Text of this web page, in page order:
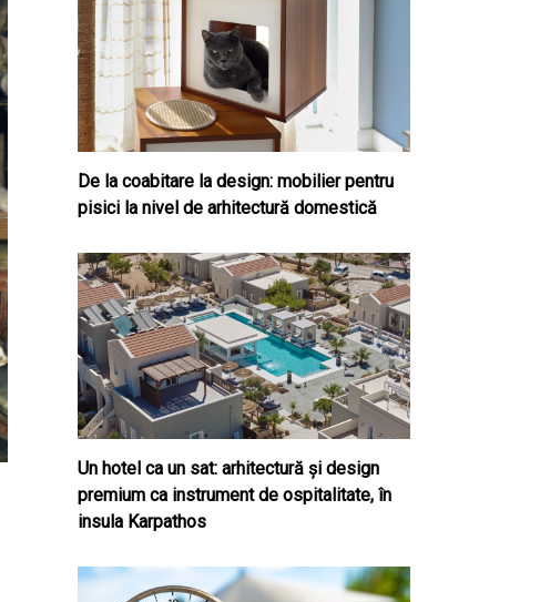
De la coabitare la design: mobilier pentru
pisici la nivel de arhitectură domestică
Un hotel ca un sat: arhitectură și design
premium ca instrument de ospitalitate, în
insula Karpathos